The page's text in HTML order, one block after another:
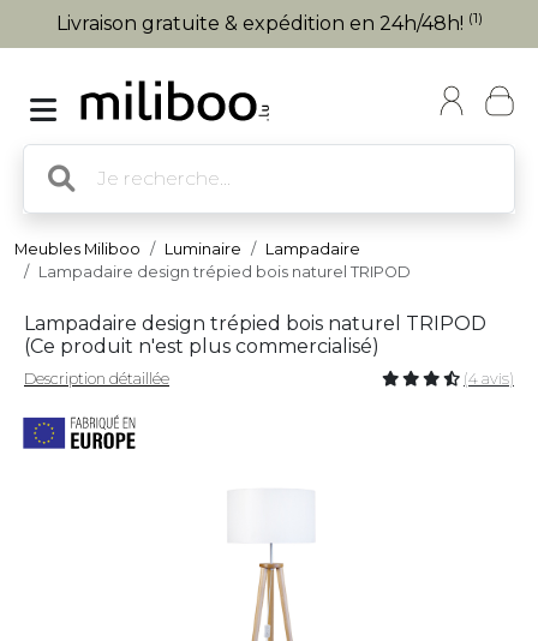
Livraison gratuite & expédition en 24h/48h! (1)
Meubles Miliboo Luminaire
Lampadaire
Lampadaire design trépied bois naturel TRIPOD
Lampadaire design trépied bois naturel TRIPOD
(Ce produit n'est plus commercialisé)
Description détaillée (4 avis)